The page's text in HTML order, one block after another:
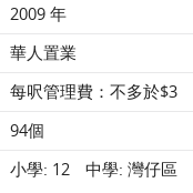
2009 年
華人置業
每呎管理費：不多於$3
94個
小學: 12 中學: 灣仔區